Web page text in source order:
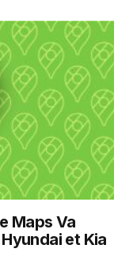
Maps Va
et Kia